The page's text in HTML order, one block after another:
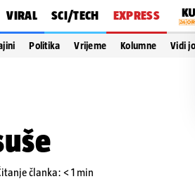
VIRAL SCI/TECH EXPRESS
Politika Vrijeme Kolumne Vidi
članka: < 1 min